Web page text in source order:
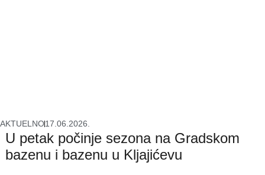
AKTUELNO17.06.2026.
U petak počinje sezona na Gradskom
bazenu i bazenu u Kljajićevu